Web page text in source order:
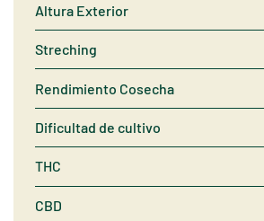
Altura Exterior
Streching
Rendimiento Cosecha
Dificultad de cultivo
THC
CBD